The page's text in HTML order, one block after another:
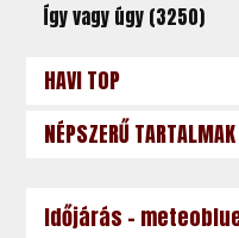
Így vagy úgy (3250)
HAVI TOP
NÉPSZERŰ TARTALMAK
Időjárás -